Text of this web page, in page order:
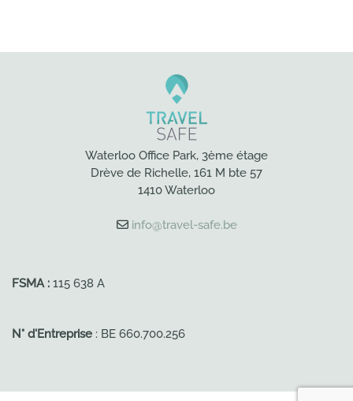
Waterloo Office Park, 3ème étage
Drève de Richelle, 161 M bte 57
1410 Waterloo
info@travel-safe.be
FSMA : 115 638 A
N° d'Entreprise : BE 660.700.256